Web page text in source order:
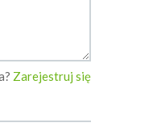
Zarejestruj się